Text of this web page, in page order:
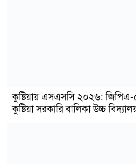
কুষ্টিয়ায় এসএসসি ২০২৬: জিপিএ-৫
কুষ্টিয়া সরকারি বালিকা উচ্চ